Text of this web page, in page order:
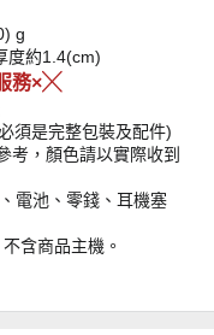
g
度約1.4(cm)
務×╳
須是完整包裝及配件)
考，顏色請以實際收到
電池、零錢、耳機塞
含商品主機。